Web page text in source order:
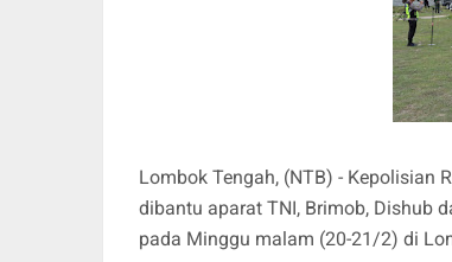
Lombok Tengah, (NTB) - Kepolisian
dibantu aparat TNI, Brimob, Dishub
pada Minggu malam (20-21/2) di